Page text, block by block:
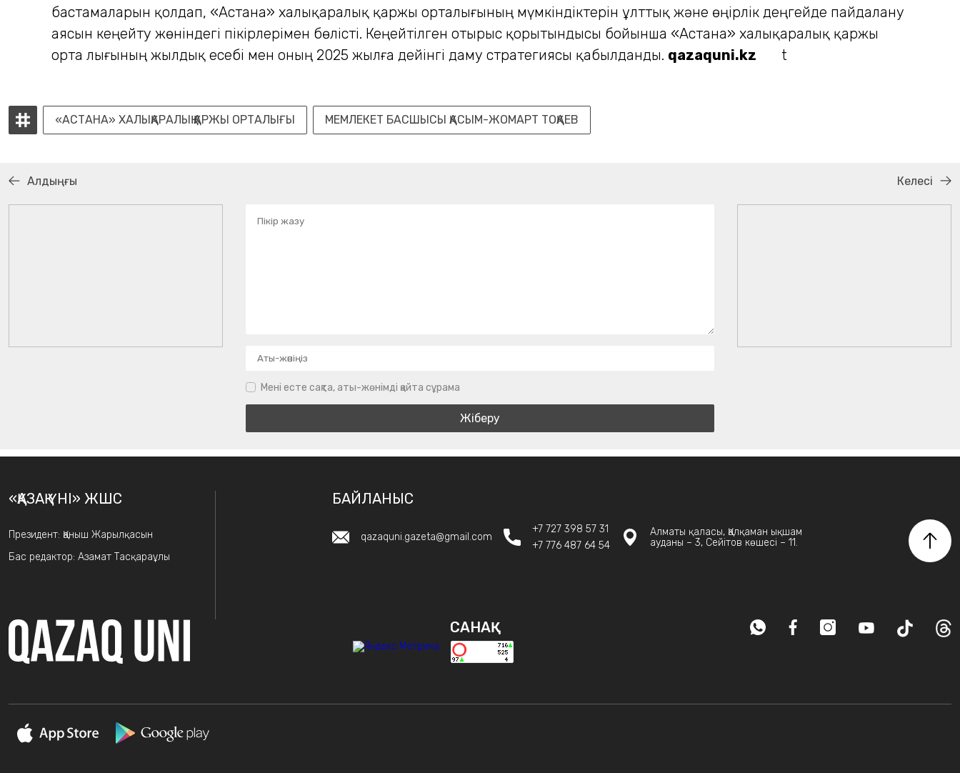
бастамаларын қолдап, «Астана» халықаралық қаржы орталығының мүмкіндіктерін ұлттық және өңірлік деңгейде пайдалану
аясын кеңейту жөніндегі пікірлерімен бөлісті. Кеңейтілген отырыс қорытындысы бойынша «Астана» халықаралық қаржы
орта лығының жылдық есебі мен оның 2025 жылға дейінгі даму стратегиясы қабылданды. qazaquni.kz t
«АСТАНА» ХАЛЫҚАРАЛЫҚ ҚАРЖЫ ОРТАЛЫҒЫ МЕМЛЕКЕТ БАСШЫСЫ ҚАСЫМ-ЖОМАРТ ТОҚАЕВ
Алдыңғы Келесі
Мені есте сақта, аты-жөнімді қайта сұрама
«ҚАЗАҚ ҮНІ» ЖШС
Президент: Қаныш Жарылқасын
Бас редактор: Азамат Тасқараұлы
БАЙЛАНЫС
qazaquni.gazeta@gmail.com
+7 727 398 57 31
+7 776 487 64 54
Алматы қаласы, Қалқаман ықшам
ауданы – 3, Сейітов көшесі – 11.
САНАҚ